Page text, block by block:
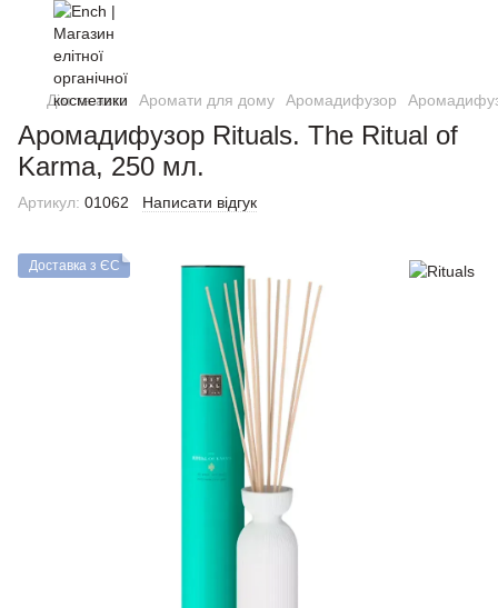
Дім та авто Аромати для дому Аромадифузор
Аромадифузор Rituals. The Ritual of
Karma, 250 мл.
Артикул: 01062 Написати відгук
Доставка з ЄС